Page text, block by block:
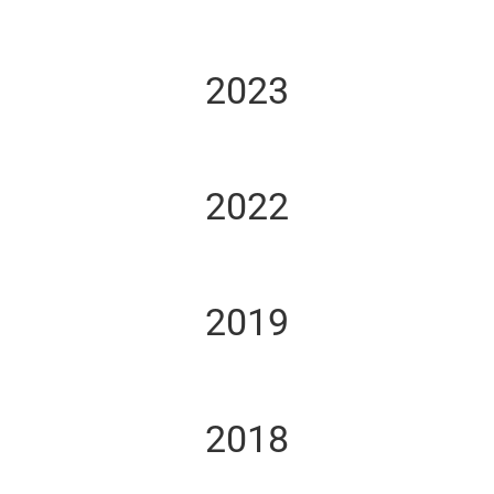
2023
2022
2019
2018